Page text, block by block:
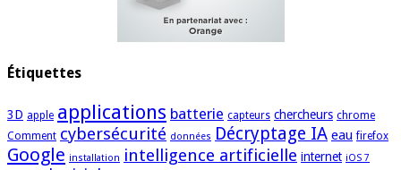
Étiquettes
3D apple applications batterie capteurs chercheurs chrome
Comment cybersécurité données Décryptage IA eau firefox
Google installation intelligence artificielle internet iOS 7